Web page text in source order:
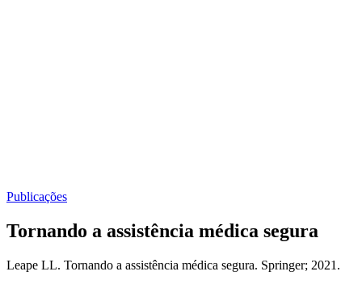
Publicações
Tornando a assistência médica segura
​​​​​​​Leape LL. Tornando a assistência médica segura. Springer; 2021.